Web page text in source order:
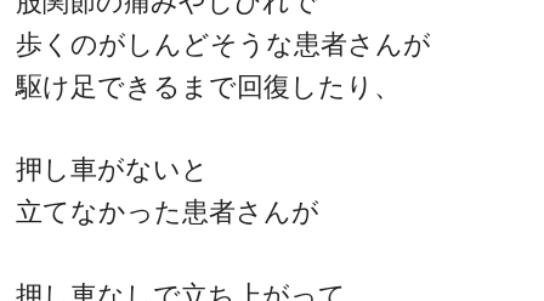
歩くのがしんどそうな患者さんが
駆け足できるまで回復したり、
押し車がないと
立てなかった患者さんが